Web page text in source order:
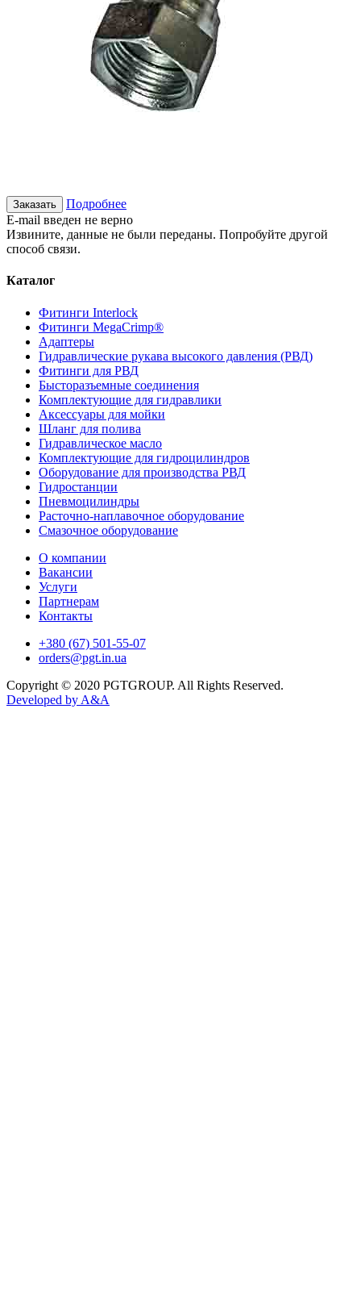
Заказать
Подробнее
E-mail введен не верно
Извините, данные не были переданы. Попробуйте другой
способ связи.
Каталог
Фитинги Interlock
Фитинги MegaCrimp®
Адаптеры
Гидравлические рукава высокого давления (РВД)
Фитинги для РВД
Бысторазъемные соединения
Комплектующие для гидравлики
Аксессуары для мойки
Шланг для полива
Гидравлическое масло
Комплектующие для гидроцилиндров
Оборудование для производства РВД
Гидростанции
Пневмоцилиндры
Расточно-наплавочное оборудование
Смазочное оборудование
О компании
Вакансии
Услуги
Партнерам
Контакты
+380 (67) 501-55-07
orders@pgt.in.ua
Copyright © 2020 PGTGROUP. All Rights Reserved.
Developed by A&A